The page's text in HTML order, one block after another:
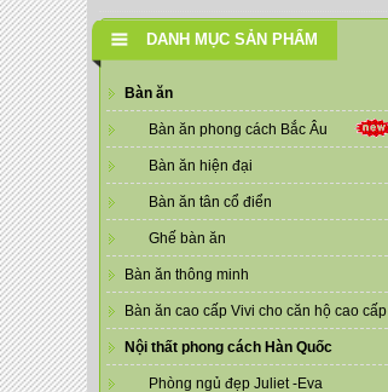
DANH MỤC SẢN PHẨM
Bàn ăn
Bàn ăn phong cách Bắc Âu
Bàn ăn hiện đại
Bàn ăn tân cổ điển
Ghế bàn ăn
Bàn ăn thông minh
Bàn ăn cao cấp Vivi cho căn hộ cao cấp
Nội thất phong cách Hàn Quốc
Phòng ngủ đẹp Juliet -Eva